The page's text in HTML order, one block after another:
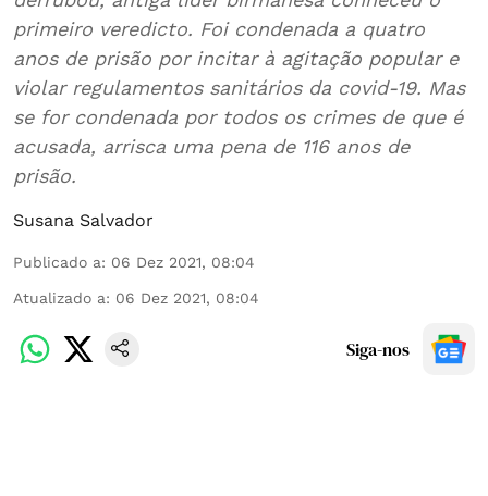
primeiro veredicto. Foi condenada a quatro
anos de prisão por incitar à agitação popular e
violar regulamentos sanitários da covid-19. Mas
se for condenada por todos os crimes de que é
acusada, arrisca uma pena de 116 anos de
prisão.
Susana Salvador
Publicado a: 06 Dez 2021, 08:04
Atualizado a: 06 Dez 2021, 08:04
Siga-nos